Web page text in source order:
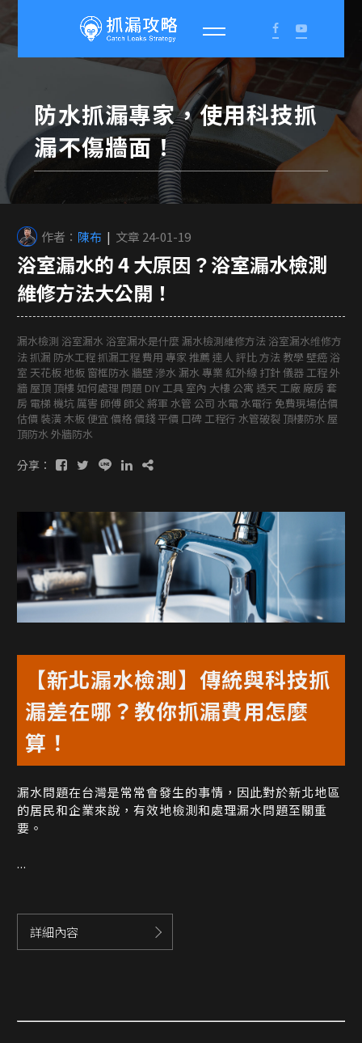
防水抓漏專家，使用科技抓
漏不傷牆面！
作者： 陳布 | 文章 24-01-19
浴室漏水的 4 大原因？浴室漏水檢測
維修方法大公開！
漏水檢測 浴室漏水 浴室漏水是什麼 漏水檢測維修方法 浴室漏水维修方
法 抓漏 防水工程 抓漏工程 費用 專家 推薦 達人 評比 方法 教學 壁癌 浴
室 天花板 地板 窗框防水 牆壁 滲水 漏水 專業 紅外線 打針 儀器 工程 外
牆 屋頂 頂樓 如何處理 問題 DIY 工具 室內 大樓 公寓 透天 工廠 廠房 套
房 電梯 機坑 厲害 師傅 師父 將軍 水管 公司 水電 水電行 免費現場估價
估價 裝潢 木板 便宜 價格 價錢 平價 口碑 工程行 水管破裂 頂樓防水 屋
頂防水 外牆防水
分享：
【新北漏水檢測】傳統與科技抓
漏差在哪？教你抓漏費用怎麼
算！
漏水問題在台灣是常常會發生的事情，因此對於新北地區
的居民和企業來說，有效地檢測和處理漏水問題至關重
要。
...
詳細內容